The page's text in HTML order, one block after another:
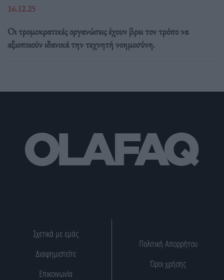
16.12.25
Οι τρομοκρατικές οργανώσεις έχουν βρει τον τρόπο να
αξιοποιούν ιδανικά την τεχνητή νοημοσύνη.
Σχετικά με εμάς
Διαφημιστείτε
Επικοινωνία
Πολιτική Απορρήτου
Όροι χρήσης